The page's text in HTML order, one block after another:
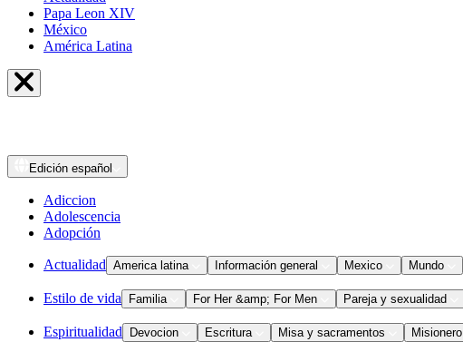
Papa Leon XIV
México
América Latina
Edición español
Adiccion
Adolescencia
Adopción
Actualidad America latina Información general Mexico Mundo
Estilo de vida Familia For Her &amp; For Men Pareja y sexualidad
Espiritualidad Devocion Escritura Misa y sacramentos Misionero